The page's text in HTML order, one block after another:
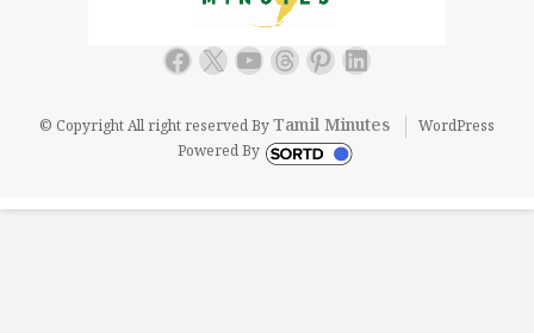
Facebook
X YouTube
Threads
Pinterest
LinkedIn
© Copyright All right reserved ByTamil Minutes
WordPress
Powered By